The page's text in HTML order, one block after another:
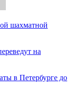
шахматной
на
в Петербурге до